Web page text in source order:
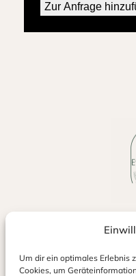
Um dir ein optimales Erlebnis
Cookies, um
Zur Anfrage